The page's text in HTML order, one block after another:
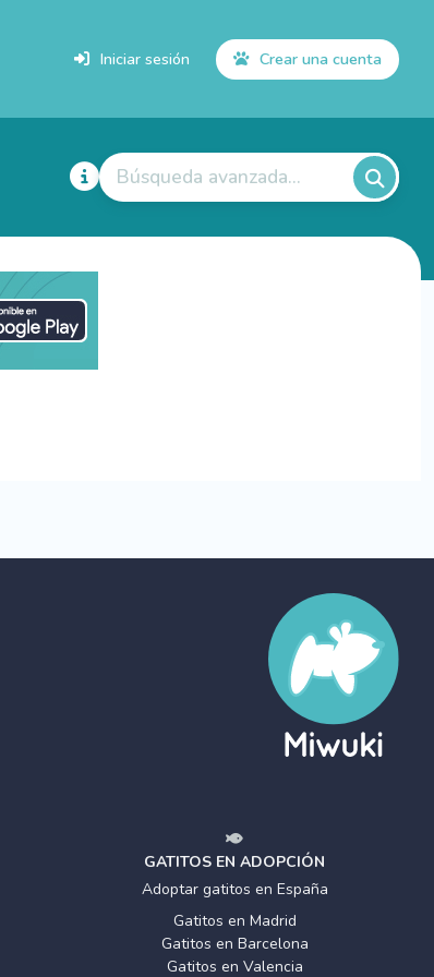
Iniciar sesión Crear una cuenta
Búsqueda avanzada...
GATITOS EN ADOPCIÓN
Adoptar gatitos en España
Gatitos en Madrid
Gatitos en Barcelona
Gatitos en Valencia